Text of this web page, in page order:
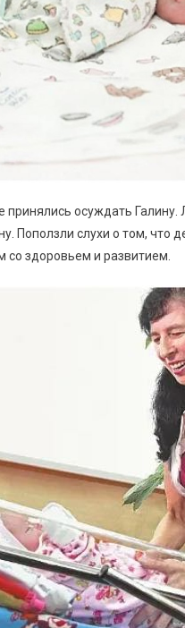
принялись осуждать
Поползли слухи о том, что
здоровьем и развитием.